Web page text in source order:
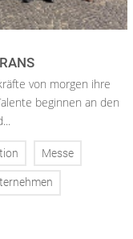
von morgen ihre
beginnen an den
Messe